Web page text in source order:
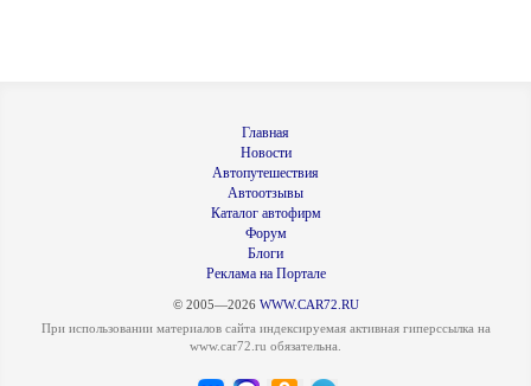
Главная
Новости
Автопутешествия
Автоотзывы
Каталог автофирм
Форум
Блоги
Реклама на Портале
© 2005—2026 WWW.CAR72.RU
При использовании материалов сайта индексируемая активная гиперссылка на
www.car72.ru обязательна.